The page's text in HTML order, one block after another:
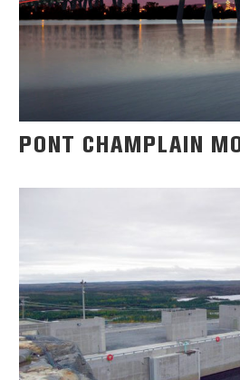
PONT CHAMPLAIN